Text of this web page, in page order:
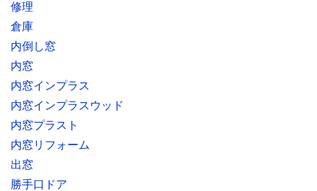
修理
倉庫
内倒し窓
内窓
内窓インプラス
内窓インプラスウッド
内窓プラスト
内窓リフォーム
出窓
勝手口ドア